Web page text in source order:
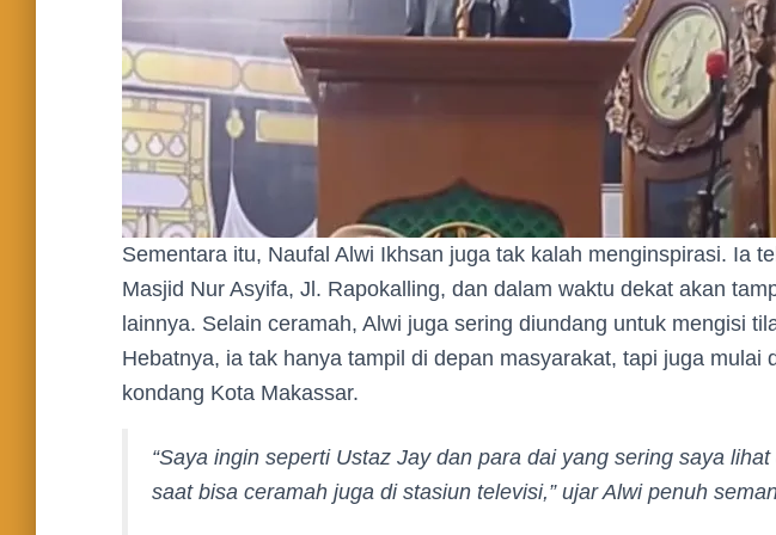
Sementara itu, Naufal Alwi Ikhsan juga tak kalah menginspirasi. Ia
Masjid Nur Asyifa, Jl. Rapokalling, dan dalam waktu dekat akan
lainnya. Selain ceramah, Alwi juga sering diundang untuk mengisi
Hebatnya, ia tak hanya tampil di depan masyarakat, tapi juga mulai
kondang Kota Makassar.
“Saya ingin seperti Ustaz Jay dan para dai yang sering saya
saat bisa ceramah juga di stasiun televisi,”ujar Alwi penuh